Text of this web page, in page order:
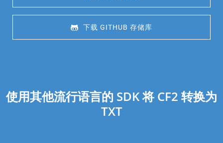
下载 GITHUB 存储库
使用其他流行语言的 SDK 将 CF2 转换为
TXT